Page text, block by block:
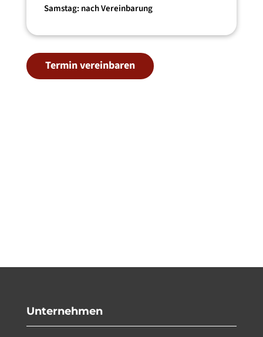
Samstag: nach Vereinbarung
Termin vereinbaren
Unternehmen